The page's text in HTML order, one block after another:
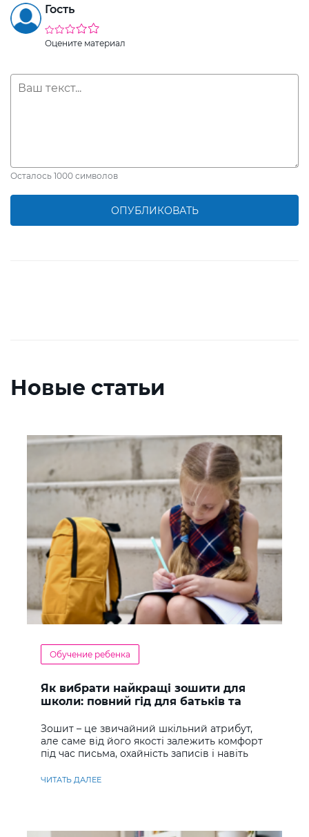
Гость
Оцените материал
Осталось 1000 символов
ОПУБЛИКОВАТЬ
Новые статьи
Обучение ребенка
Як вибрати найкращі зошити для
школи: повний гід для батьків та
Зошит – це звичайний шкільний атрибут,
але саме від його якості залежить комфорт
під час письма, охайність записів і навіть
ЧИТАТЬ ДАЛЕЕ